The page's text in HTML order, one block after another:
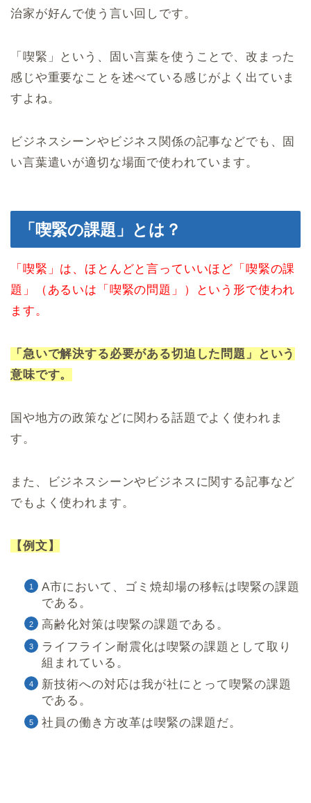
治家が好んで使う言い回しです。
「喫緊」という、固い言葉を使うことで、改まった
感じや重要なことを述べている感じがよく出ていま
すよね。
ビジネスシーンやビジネス関係の記事などでも、固
い言葉遣いが適切な場面で使われています。
「喫緊の課題」とは？
「喫緊」は、ほとんどと言っていいほど「喫緊の課
題」（あるいは「喫緊の問題」）という形で使われ
ます。
「急いで解決する必要がある切迫した問題」という
意味です。
国や地方の政策などに関わる話題でよく使われま
す。
また、ビジネスシーンやビジネスに関する記事など
でもよく使われます。
【例文】
A市において、ゴミ焼却場の移転は喫緊の課題
である。
高齢化対策は喫緊の課題である。
ライフライン耐震化は喫緊の課題として取り
組まれている。
新技術への対応は我が社にとって喫緊の課題
である。
社員の働き方改革は喫緊の課題だ。